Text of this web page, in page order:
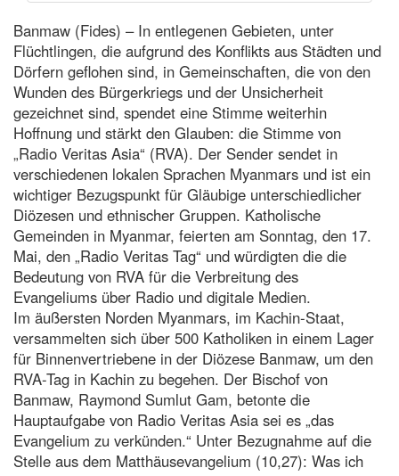
Banmaw (Fides) – In entlegenen Gebieten, unter
Flüchtlingen, die aufgrund des Konflikts aus Städten und
Dörfern geflohen sind, in Gemeinschaften, die von den
Wunden des Bürgerkriegs und der Unsicherheit
gezeichnet sind, spendet eine Stimme weiterhin
Hoffnung und stärkt den Glauben: die Stimme von
„Radio Veritas Asia“ (RVA). Der Sender sendet in
verschiedenen lokalen Sprachen Myanmars und ist ein
wichtiger Bezugspunkt für Gläubige unterschiedlicher
Diözesen und ethnischer Gruppen. Katholische
Gemeinden in Myanmar, feierten am Sonntag, den 17.
Mai, den „Radio Veritas Tag“ und würdigten die die
Bedeutung von RVA für die Verbreitung des
Evangeliums über Radio und digitale Medien.
Im äußersten Norden Myanmars, im Kachin-Staat,
versammelten sich über 500 Katholiken in einem Lager
für Binnenvertriebene in der Diözese Banmaw, um den
RVA-Tag in Kachin zu begehen. Der Bischof von
Banmaw, Raymond Sumlut Gam, betonte die
Hauptaufgabe von Radio Veritas Asia sei es „das
Evangelium zu verkünden.“ Unter Bezugnahme auf die
Stelle aus dem Matthäusevangelium (10,27): Was ich